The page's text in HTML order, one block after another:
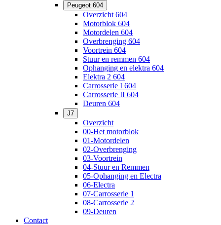
Peugeot 604
Overzicht 604
Motorblok 604
Motordelen 604
Overbrenging 604
Voortrein 604
Stuur en remmen 604
Ophanging en elektra 604
Elektra 2 604
Carrosserie I 604
Carrosserie II 604
Deuren 604
J7
Overzicht
00-Het motorblok
01-Motordelen
02-Overbrenging
03-Voortrein
04-Stuur en Remmen
05-Ophanging en Electra
06-Electra
07-Carrosserie 1
08-Carrosserie 2
09-Deuren
Contact